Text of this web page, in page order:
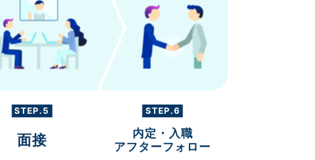
STEP.5
面接
STEP.6
内定・入職
アフターフォロー